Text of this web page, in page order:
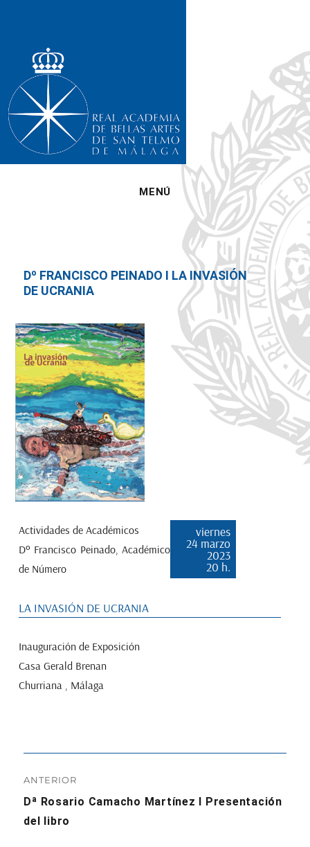
MENÚ
Dº FRANCISCO PEINADO I LA INVASIÓN
DE UCRANIA
viernes
24 marzo
2023
20 h.
Actividades de Académicos
Dº Francisco Peinado, Académico
de Número
LA INVASIÓN DE UCRANIA
Inauguración de Exposición
Casa Gerald Brenan
Churriana , Málaga
de
entradas
ANTERIOR
Entrada
anterior:
Dª Rosario Camacho Martínez I Presentación
del libro